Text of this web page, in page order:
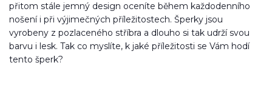
přitom stále jemný design oceníte během každodenního
nošení i při výjimečných příležitostech. Šperky jsou
vyrobeny z pozlaceného stříbra a dlouho si tak udrží svou
barvu i lesk. Tak co myslíte, k jaké příležitosti se Vám hodí
tento šperk?